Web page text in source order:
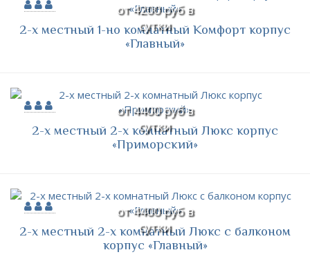
от 4200 руб в
сутки
2-х местный 1-но комнатный Комфорт корпус
«Главный»
от 4400 руб в
сутки
2-х местный 2-х комнатный Люкс корпус
«Приморский»
от 4400 руб в
сутки
2-х местный 2-х комнатный Люкс с балконом
корпус «Главный»